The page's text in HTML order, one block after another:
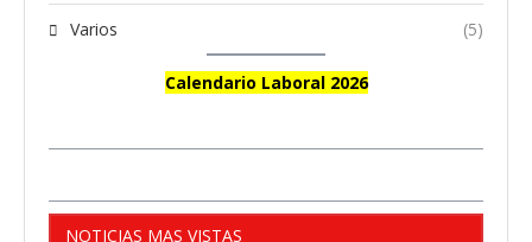
Varios (5)
Calendario Laboral 2026
NOTICIAS MAS VISTAS